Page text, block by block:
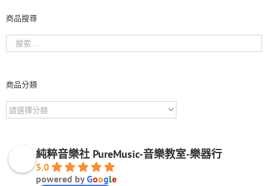
商品搜尋
商品分類
純粹音樂社 PureMusic-音樂教室-樂器行
5.0
powered byGoogle